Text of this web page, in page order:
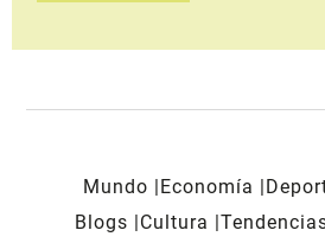
Mundo Economía
Blogs
Cultura